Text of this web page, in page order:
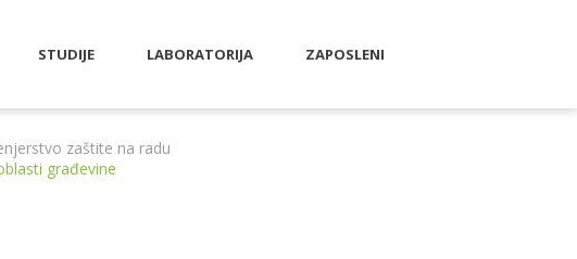
STUDIJE LABORATORIJA ZAPOSLENI
zaštite na radu
građevine